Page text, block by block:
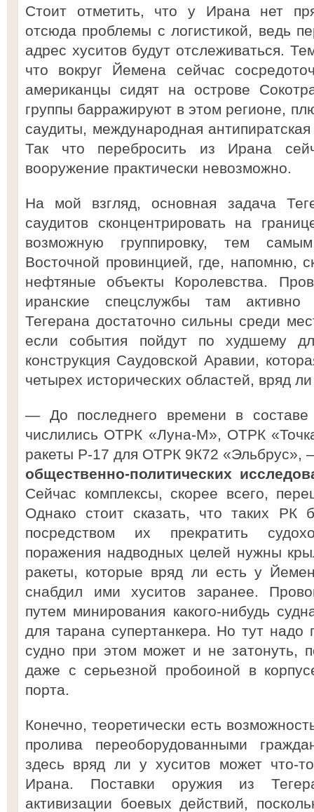
Стоит отметить, что у Ирана нет
отсюда проблемы с логистикой, ведь
адрес хуситов будут отслеживаться.
что вокруг Йемена сейчас
американцы сидят на острове
группы барражируют в этом регионе,
саудиты, международная
Так что перебросить из Ирана
вооружение практически невозможно.
На мой взгляд, основная задача
саудитов сконцентрировать на
возможную группировку, тем
Восточной провинцией, где, напомню,
нефтяные объекты Королевства.
иранские спецслужбы там
Тегерана достаточно сильны среди
если события пойдут по худшему
конструкция Саудовской Аравии,
четырех исторических областей, вряд
— До последнего времени в
числились ОТРК «Луна-М», ОТРК
ракеты Р-17 для ОТРК 9К72 «Эльбрус»,
общественно-политических
Сейчас комплексы, скорее всего,
Однако стоит сказать, что таких
посредством их прекратить
поражения надводных целей нужны
ракеты, которые вряд ли есть у
снабдил ими хуситов заранее.
путем минирования какого-нибудь
для тарана супертанкера. Но тут надо
судно при этом может и не затонуть,
даже с серьезной пробоиной в
порта.
Конечно, теоретически есть
пролива переоборудованными
здесь вряд ли у хуситов может что-
Ирана. Поставки оружия из
активизации боевых действий,